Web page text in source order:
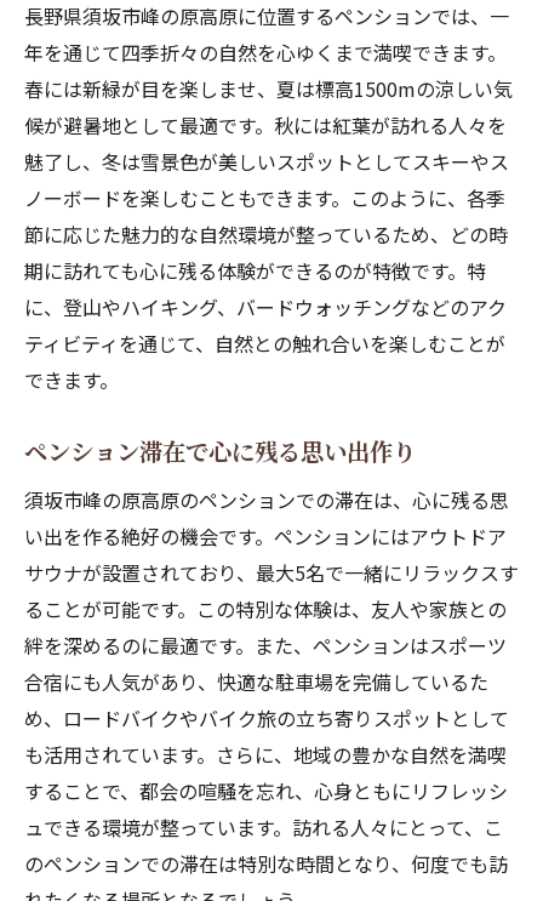
初心者から楽しめる登山コースの紹介
バイク旅で訪れるべきスポット
登山の前後に利用したいペンションサービ
ス
アウトドアアクティビティの準備と装備
ペンションでの休息とリカバリー対策
地域の観光地を巡るツーリングプラン
ロードバイク愛好者必見！峰の原までの絶景コ
ース
絶景ポイントでの写真撮影スポット
ロードバイク旅のための体力づくり
地域の魅力を満喫するサイクリング計画
ペンションを拠点にした日帰りライド
都会の喧騒を離れて信州のペンションでリフレ
ッシュ
自然の中で心をリセットする方法
都会からのアクセスと移動手段
ペンションでの静かなひとときを楽しむ
心と体を癒すリラクゼーションプラン
都会暮らしを忘れるためのおすすめアクテ
長野県須坂市峰の原高原に位置するペンションでは、一
年を通じて四季折々の自然を心ゆくまで満喫できます。
春には新緑が目を楽しませ、夏は標高1500mの涼しい気
候が避暑地として最適です。秋には紅葉が訪れる人々を
魅了し、冬は雪景色が美しいスポットとしてスキーやス
ノーボードを楽しむこともできます。このように、各季
節に応じた魅力的な自然環境が整っているため、どの時
期に訪れても心に残る体験ができるのが特徴です。特
に、登山やハイキング、バードウォッチングなどのアク
ティビティを通じて、自然との触れ合いを楽しむことが
できます。
ペンション滞在で心に残る思い出作り
須坂市峰の原高原のペンションでの滞在は、心に残る思
い出を作る絶好の機会です。ペンションにはアウトドア
サウナが設置されており、最大5名で一緒にリラックスす
ることが可能です。この特別な体験は、友人や家族との
絆を深めるのに最適です。また、ペンションはスポーツ
合宿にも人気があり、快適な駐車場を完備しているた
め、ロードバイクやバイク旅の立ち寄りスポットとして
も活用されています。さらに、地域の豊かな自然を満喫
することで、都会の喧騒を忘れ、心身ともにリフレッシ
ュできる環境が整っています。訪れる人々にとって、こ
のペンションでの滞在は特別な時間となり、何度でも訪